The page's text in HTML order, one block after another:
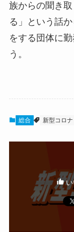
族からの聞き
る」という話
をする団体に
う。
総合 新型コロナ
い